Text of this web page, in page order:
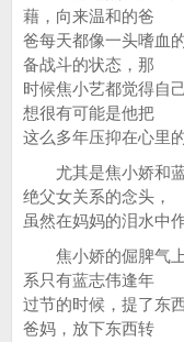
藉，向来温和的爸
爸每天都像一头嗜血
备战斗的状态，那
时候焦小艺都觉得自
想很有可能是他把
这么多年压抑在心里
尤其是焦小娇和蓝
绝父女关系的念头，
虽然在妈妈的泪水中
焦小娇的倔脾气上
系只有蓝志伟逢年
过节的时候，提了东
爸妈，放下东西转